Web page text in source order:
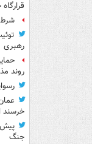
رهبری
روند
جنگ